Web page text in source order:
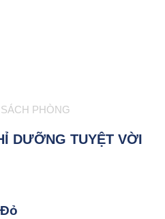
PHÒNG
DƯỠNG TUYỆT VỜI